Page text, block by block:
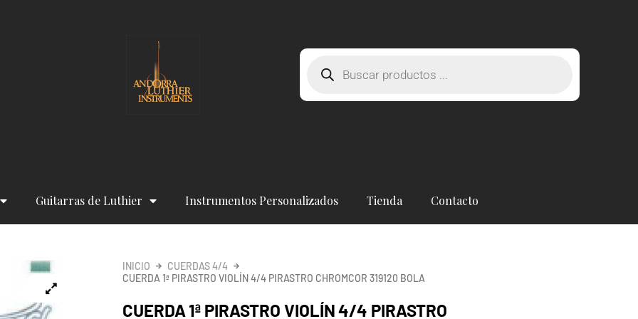
Búsqueda
productos
Guitarras de Luthier Instrumentos Personalizados Tienda Contacto
INICIO
CUERDAS 4/4
CUERDA 1ª PIRASTRO VIOLÍN 4/4 PIRASTRO CHROMCOR 319120 BOLA
CUERDA 1ª PIRASTRO VIOLÍN 4/4 PIRASTRO